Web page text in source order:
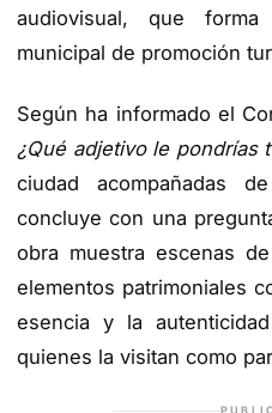
audiovisual, que
municipal de promoción
Según ha informado el
¿Qué adjetivo le pondrías
ciudad acompañadas
concluye con una
obra muestra escenas
elementos patrimoniales
esencia y la
quienes la visitan como